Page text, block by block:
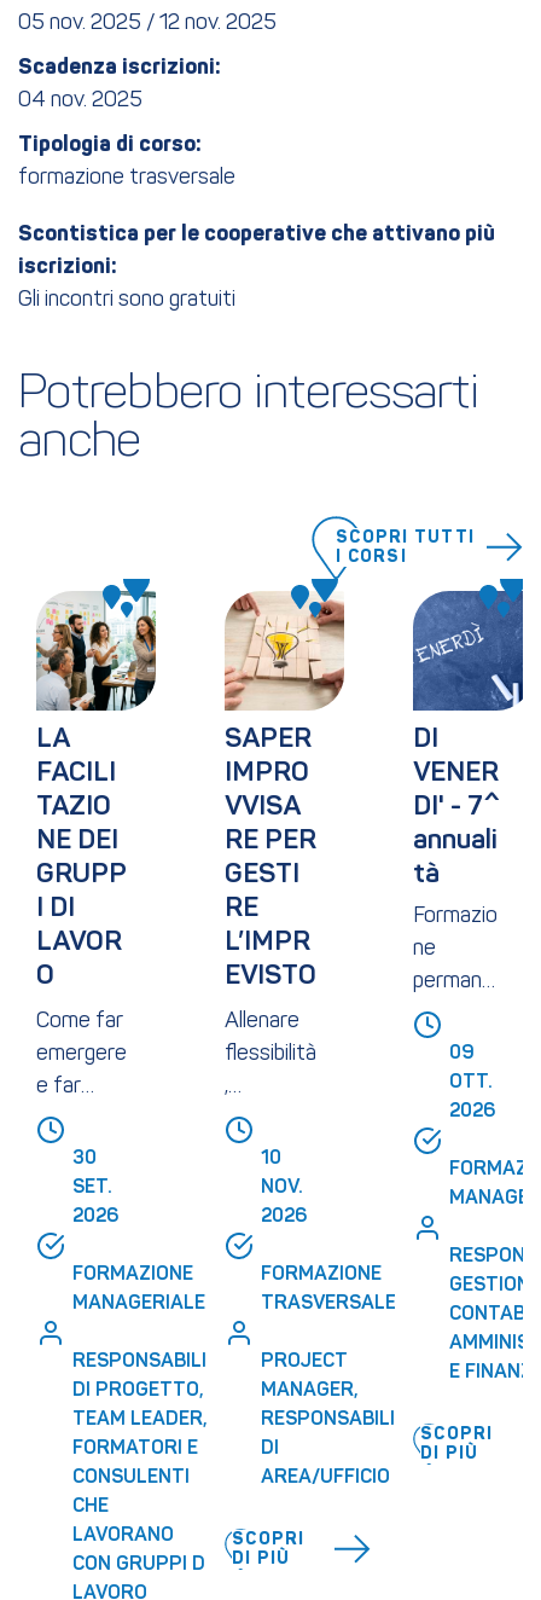
05 nov. 2025 / 12 nov. 2025
Scadenza iscrizioni:
04 nov. 2025
Tipologia di corso:
formazione trasversale
Scontistica per le cooperative che attivano più
iscrizioni:
Gli incontri sono gratuiti
Potrebbero interessarti
anche
SCOPRI TUTTI
I CORSI
LA
FACILI
TAZIO
NE DEI
GRUPP
I DI
LAVOR
O
Come far
emergere
e far
converge
re le idee
30
SET.
2026
FORMAZIONE
MANAGERIALE
RESPONSABILI
DI PROGETTO,
TEAM LEADER,
FORMATORI E
CONSULENTI
CHE
LAVORANO
CON GRUPPI DI
LAVORO
SAPER
IMPRO
VVISA
RE PER
GESTI
RE
L’IMPR
EVISTO
Allenare
flessibilità
,
prontezz
lucidità
trasform
l’inaspett
ato in
risorsa
10
NOV.
2026
FORMAZIONE
TRASVERSALE
PROJECT
MANAGER,
RESPONSABILI
DI
AREA/UFFICIO
SCOPRI
DI PIÙ
DI
VENER
DI' - 7^
annuali
tà
Formazio
ne
permanen
te su
contabilit
amministr
azione,
finanza e
controllo
09
OTT.
2026
GESTIONE
E
SCOPRI
DI PIÙ